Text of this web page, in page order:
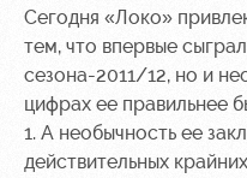
полей
площадей
Ледовый
дворец
Как
поступить
Контакты
Академии
Сегодня «Локо»
тем, что впервые
сезона-2011/12, но и
цифрах ее правильнее
1. А необычность ее
действительных